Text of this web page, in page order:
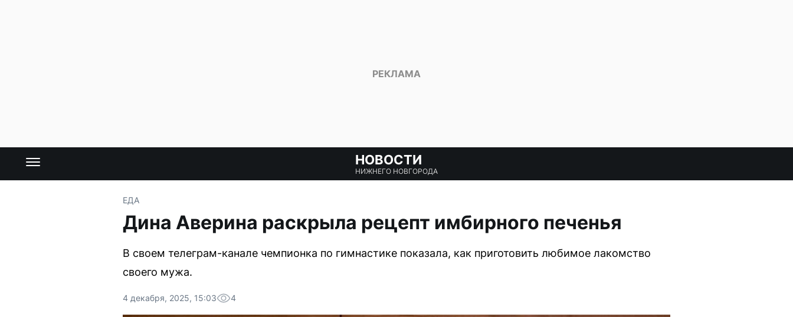
НОВОСТИ
НИЖНЕГО НОВГОРОДА
ЕДА
Дина Аверина раскрыла рецепт имбирного печенья
В своем телеграм-канале чемпионка по гимнастике показала, как приготовить любимое лакомство
своего мужа.
4 декабря, 2025, 15:03 4